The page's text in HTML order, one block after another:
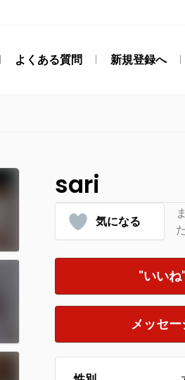
よくある質問 新規登録へ
sari
気になる
ま
た
"いい
メッセ